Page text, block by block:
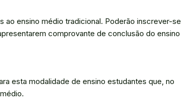
ensino médio tradicional. Poderão inscrever-­se
comprovante de conclusão do ensino
esta modalidade de ensino estudantes que, no